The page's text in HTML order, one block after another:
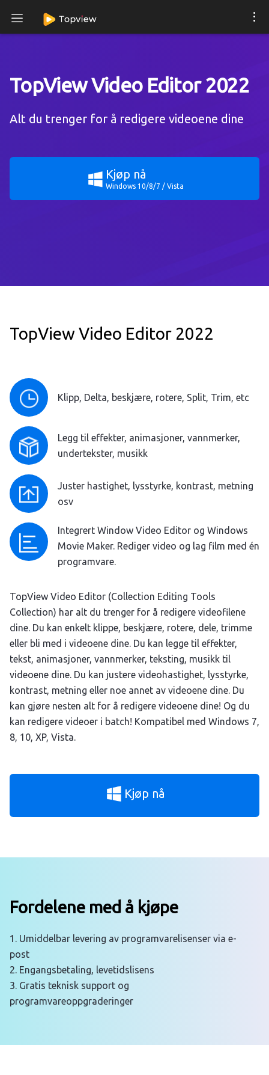
TopView Video Editor 2022
Alt du trenger for å redigere videoene dine
Kjøp nå
Windows 10/8/7 / Vista
TopView Video Editor 2022
Klipp, Delta, beskjære, rotere, Split, Trim, etc
Legg til effekter, animasjoner, vannmerker,
undertekster, musikk
Juster hastighet, lysstyrke, kontrast, metning
osv
Integrert Window Video Editor og Windows
Movie Maker. Rediger video og lag film med én
programvare.
TopView Video Editor (Collection Editing Tools
Collection) har alt du trenger for å redigere videofilene
dine. Du kan enkelt klippe, beskjære, rotere, dele, trimme
eller bli med i videoene dine. Du kan legge til effekter,
tekst, animasjoner, vannmerker, teksting, musikk til
videoene dine. Du kan justere videohastighet, lysstyrke,
kontrast, metning eller noe annet av videoene dine. Du
kan gjøre nesten alt for å redigere videoene dine! Og du
kan redigere videoer i batch! Kompatibel med Windows 7,
8, 10, XP, Vista.
Kjøp nå
Fordelene med å kjøpe
1. Umiddelbar levering av programvarelisenser via e-
post
2. Engangsbetaling, levetidslisens
3. Gratis teknisk support og
programvareoppgraderinger